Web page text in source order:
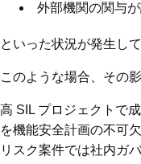
外部機関の関与
といった状況が発生し
このような場合、その
高 SIL プロジェクトで
を機能安全計画の不可
リスク案件では社内ガ